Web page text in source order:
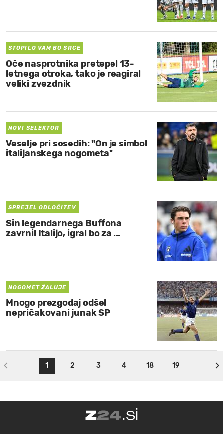
STOPILO VAM BO SRCE
Oče nasprotnika pretepel 13-
letnega otroka, tako je reagiral
veliki zvezdnik
NOVI SELEKTOR
Veselje pri sosedih: "On je simbol
italijanskega nogometa"
SPREJEL ODLOČITEV
Sin legendarnega Buffona
zavrnil Italijo, igral bo za ...
NOGOMET ŽALUJE
Mnogo prezgodaj odšel
nepričakovani junak SP
1 2 3 4 18 19